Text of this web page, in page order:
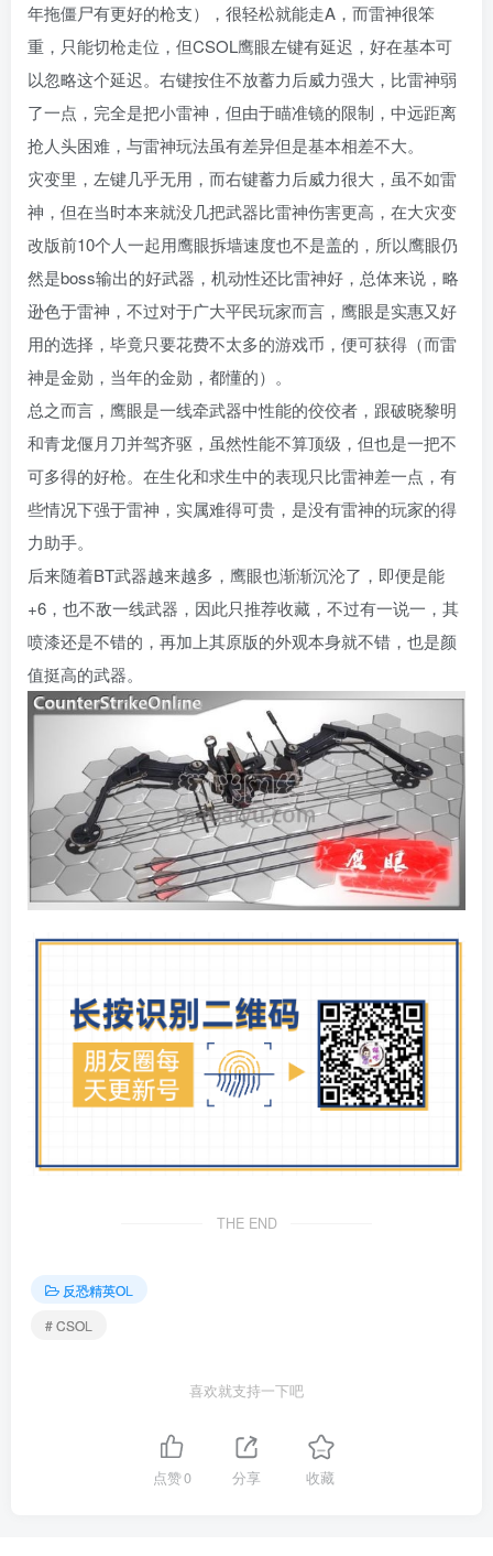
年拖僵尸有更好的枪支），很轻松就能走A，而雷神很笨
重，只能切枪走位，但CSOL鹰眼左键有延迟，好在基本可
以忽略这个延迟。右键按住不放蓄力后威力强大，比雷神弱
了一点，完全是把小雷神，但由于瞄准镜的限制，中远距离
抢人头困难，与雷神玩法虽有差异但是基本相差不大。
灾变里，左键几乎无用，而右键蓄力后威力很大，虽不如雷
神，但在当时本来就没几把武器比雷神伤害更高，在大灾变
改版前10个人一起用鹰眼拆墙速度也不是盖的，所以鹰眼仍
然是boss输出的好武器，机动性还比雷神好，总体来说，略
逊色于雷神，不过对于广大平民玩家而言，鹰眼是实惠又好
用的选择，毕竟只要花费不太多的游戏币，便可获得（而雷
神是金勋，当年的金勋，都懂的）。
总之而言，鹰眼是一线牵武器中性能的佼佼者，跟破晓黎明
和青龙偃月刀并驾齐驱，虽然性能不算顶级，但也是一把不
可多得的好枪。在生化和求生中的表现只比雷神差一点，有
些情况下强于雷神，实属难得可贵，是没有雷神的玩家的得
力助手。
后来随着BT武器越来越多，鹰眼也渐渐沉沦了，即便是能
+6，也不敌一线武器，因此只推荐收藏，不过有一说一，其
喷漆还是不错的，再加上其原版的外观本身就不错，也是颜
值挺高的武器。
THE END
反恐精英OL
# CSOL
喜欢就支持一下吧
点赞0 分享 收藏